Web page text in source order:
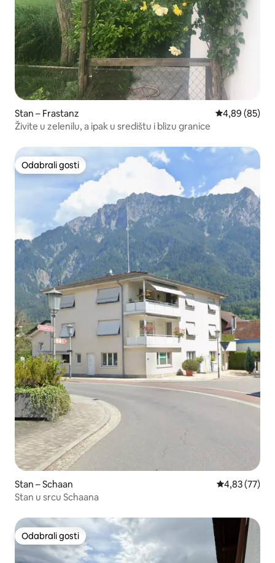
Stan – Frastanz Prosječna
4,89 (85)
Živite u zelenilu, a ipak u središtu i blizu granice
Odabrali gosti
Odabrali gosti
Stan – Schaan Prosječna
4,83 (77)
Stan u srcu Schaana
Odabrali gosti
Odabrali gosti